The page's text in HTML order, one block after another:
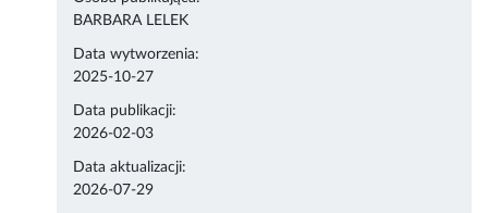
BARBARA LELEK
Data wytworzenia:
2025-10-27
Data publikacji:
2026-02-03
Data aktualizacji:
2026-07-29